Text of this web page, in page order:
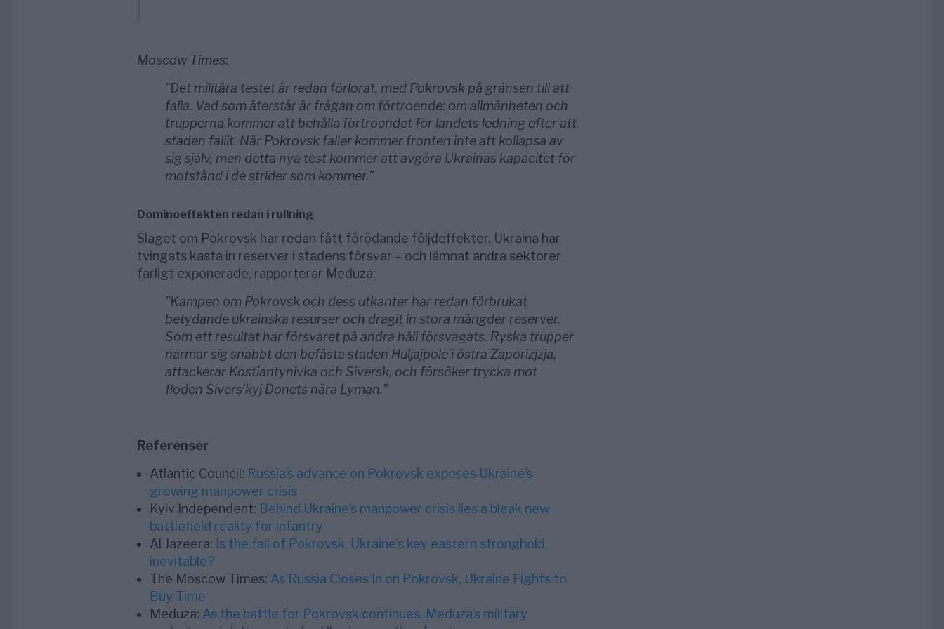
Moscow Times:
”Det militära testet är redan förlorat, med Pokrovsk på gränsen till att
falla. Vad som återstår är frågan om förtroende: om allmänheten och
trupperna kommer att behålla förtroendet för landets ledning efter att
staden fallit. När Pokrovsk faller kommer fronten inte att kollapsa av
sig själv, men detta nya test kommer att avgöra Ukrainas kapacitet för
motstånd i de strider som kommer.”
Dominoeffekten redan i rullning
Slaget om Pokrovsk har redan fått förödande följdeffekter. Ukraina har
tvingats kasta in reserver i stadens försvar – och lämnat andra sektorer
farligt exponerade, rapporterar Meduza:
”Kampen om Pokrovsk och dess utkanter har redan förbrukat
betydande ukrainska resurser och dragit in stora mängder reserver.
Som ett resultat har försvaret på andra håll försvagats. Ryska trupper
närmar sig snabbt den befästa staden Huljajpole i östra Zaporizjzja,
attackerar Kostiantynivka och Siversk, och försöker trycka mot
floden Sivers’kyj Donets nära Lyman.”
Referenser
Atlantic Council: Russia’s advance on Pokrovsk exposes Ukraine’s
growing manpower crisis
Kyiv Independent: Behind Ukraine’s manpower crisis lies a bleak new
battlefield reality for infantry
Al Jazeera: Is the fall of Pokrovsk, Ukraine’s key eastern stronghold,
inevitable?
The Moscow Times: As Russia Closes In on Pokrovsk, Ukraine Fights to
Buy Time
Meduza: As the battle for Pokrovsk continues, Meduza’s military